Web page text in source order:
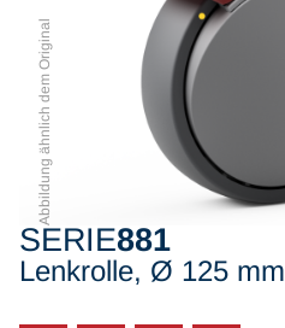
Abbildung ähnlich dem Original
SERIE881
Lenkrolle, Ø 125 mm